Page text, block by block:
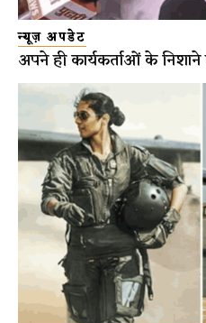
न्यूज़ अपडेट
अपने ही कार्यकर्ताओं के निशाने